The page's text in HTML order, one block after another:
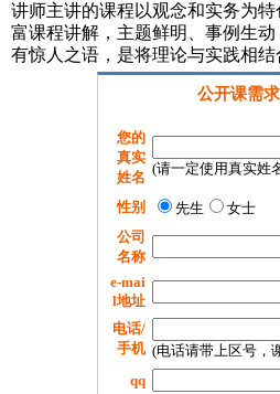
讲师主讲的课程以观念和实务为
富课程讲解，主题鲜明、事例生
有惊人之语，是将理论与实践相结
公开课需
您的
真实
姓名
(请一定使用真实姓
性别 先生
女士
公司
名称
e-mai
l地址
电话/
手机 (电话请带上区号，
qq